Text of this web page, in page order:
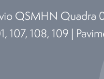
QSMHN Quadra
107, 108, 109 |